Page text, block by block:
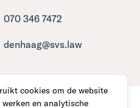
cookies om de website
en analytische
070 346 7472
denhaag@svs.law